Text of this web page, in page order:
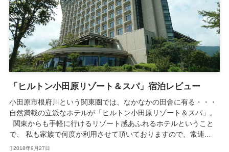
「ヒルトン小田原リゾート＆スパ」宿泊レビュー
小田原市根府川という関東圏では、なかなかの田舎に有る・・・
自然満載の立派なホテルが「ヒルトン小田原リゾート＆スパ」。
関東からも手軽に行けるリゾート感あふれるホテルということ
で、 私も家族で何度か利用させて頂いておりますので、常連...
2018年9月27日